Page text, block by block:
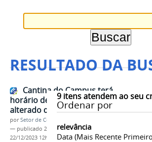
RESULTADO DA
9itens atendem ao seu
Ordenar por
relevância
Data (mais Recente
Cantina do Campus terá
horário de funcionamento
alterado durante o mês de janeiro
porSetor de Comunicação
— publicado 22/12/2023—última modificação
22/12/2023 12h34